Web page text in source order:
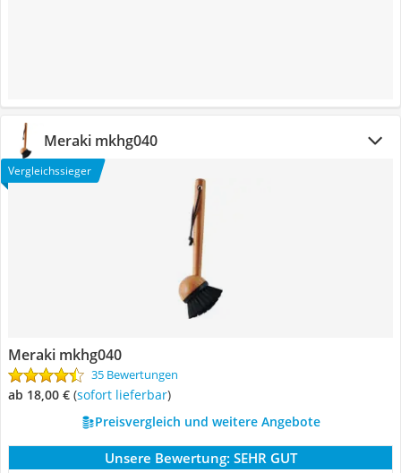
Meraki mkhg040
Vergleichssieger
Meraki mkhg040
35 Bewertungen
ab 18,00 € ( Sofort lieferbar)
Preisvergleich und weitere Angebote
Unsere Bewertung: SEHR GUT